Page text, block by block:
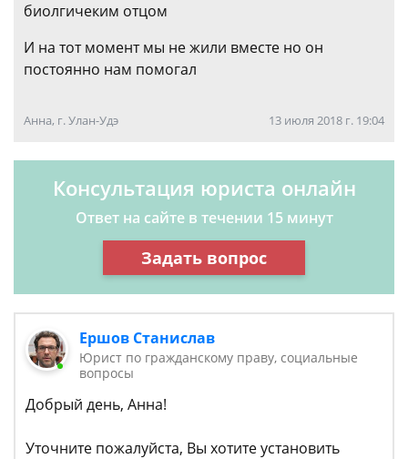
биолгичеким отцом
И на тот момент мы не жили вместе но он
постоянно нам помогал
Анна, г. Улан-Удэ 13 июля 2018 г. 19:04
Консультация юриста онлайн
Ответ на сайте в течении 15 минут
Задать вопрос
Ершов Станислав
Юрист по гражданскому праву, социальные
вопросы
Добрый день, Анна!
Уточните пожалуйста, Вы хотите установить